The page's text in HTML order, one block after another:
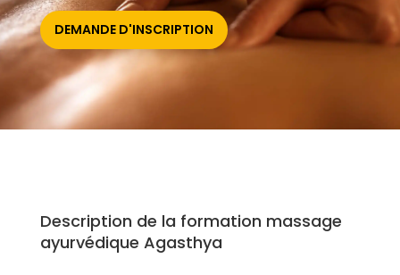
DEMANDE D'INSCRIPTION
Description de la formation massage
ayurvédique Agasthya